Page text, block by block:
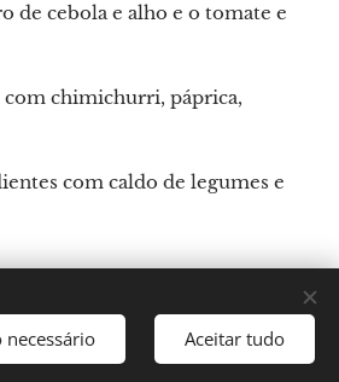
de cebola e alho e o tomate e
com chimichurri, páprica,
com caldo de legumes e
necessário Aceitar tudo